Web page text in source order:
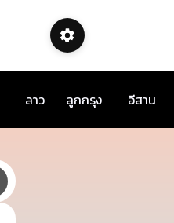
ลาว ลูกกรุง อีสาน